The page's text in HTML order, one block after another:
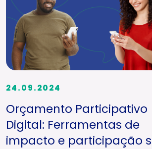
24.09.2024
Orçamento Participativo
Digital: Ferramentas de
impacto e participação